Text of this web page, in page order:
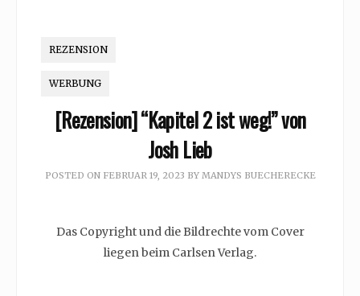
REZENSION
WERBUNG
[Rezension] “Kapitel 2 ist weg!” von
Josh Lieb
POSTED ON FEBRUAR 19, 2023 BY MANDYS BUECHERECKE
Das Copyright und die Bildrechte vom Cover
liegen beim Carlsen Verlag.